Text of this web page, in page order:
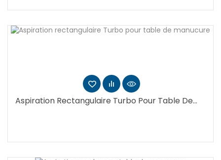
Aspiration Rectangulaire Turbo Pour Table De...